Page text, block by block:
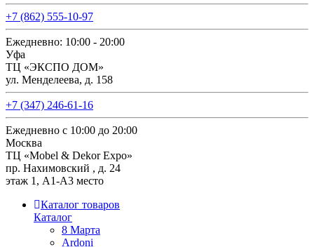
+7 (862) 555-10-97
Ежедневно: 10:00 - 20:00
Уфа
ТЦ «ЭКСПО ДОМ»
ул. Менделеева, д. 158
+7 (347) 246-61-16
Ежедневно с 10:00 до 20:00
Москва
ТЦ «Mobel & Dekor Expo»
пр. Нахимовский , д. 24
этаж 1, А1-А3 место
Каталог товаров
Каталог
8 Марта
Ardoni